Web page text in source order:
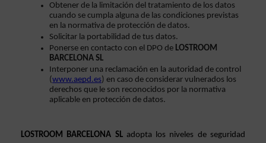
Obtener de la limitación del tratamiento de los datos
cuando se cumpla alguna de las condiciones previstas
en la normativa de protección de datos.
Solicitar la portabilidad de tus datos.
Ponerse en contacto con el DPO de LOSTROOM
BARCELONA SL
Interponer una reclamación en la autoridad de control
(www.aepd.es) en caso de considerar vulnerados los
derechos que le son reconocidos por la normativa
aplicable en protección de datos.
LOSTROOM BARCELONA SL adopta los niveles de seguridad